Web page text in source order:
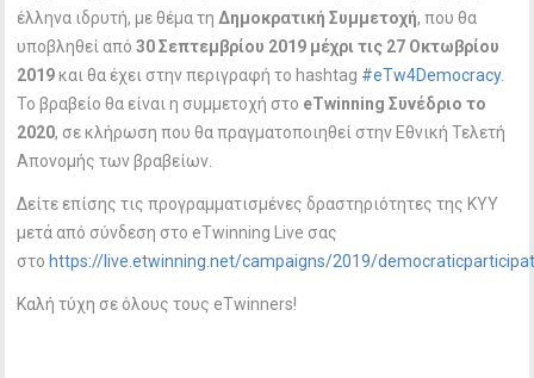
έλληνα ιδρυτή, με θέμα τη Δημοκρατική Συμμετοχή, που θα
υποβληθεί από30 Σεπτεμβρίου 2019 μέχρι τις 27 Οκτωβρίου
2019και θα έχει στην περιγραφή το hashtag #eTw4Democracy.
Το βραβείο θα είναι η συμμετοχή στο eTwinning Συνέδριο το
2020, σε κλήρωση που θα πραγματοποιηθεί στην Εθνική Τελετή
Απονομής των βραβείων.
Δείτε επίσης τις προγραμματισμένες δραστηριότητες της ΚΥΥ
μετά από σύνδεση στο eΤwinning Live σας
στο https://live.etwinning.net/campaigns/2019/
Καλή τύχη σε όλους τους eTwinners!